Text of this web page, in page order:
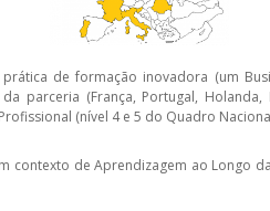
de formação inovadora (um
(França, Portugal, Holanda,
(nível 4 e 5 do Quadro
contexto de Aprendizagem ao Longo